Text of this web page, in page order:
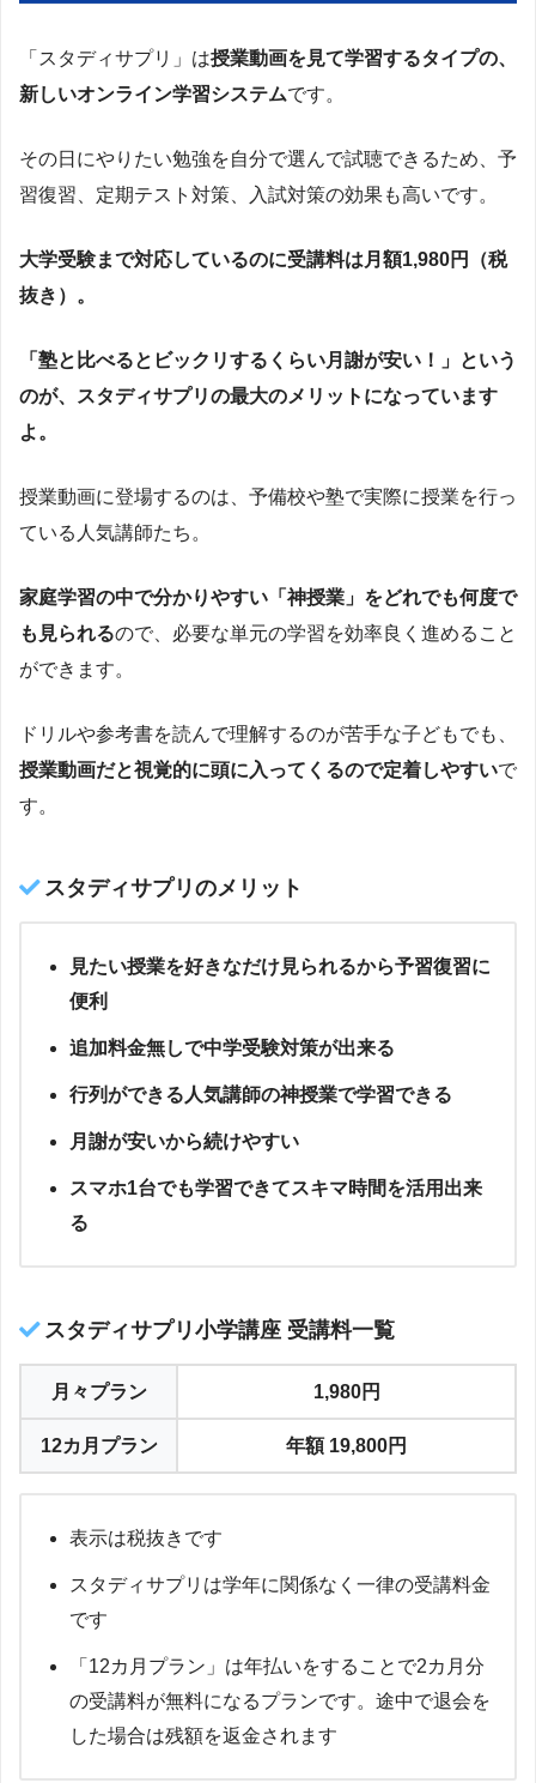
「スタディサプリ」は授業動画を見て学習するタイプの、
新しいオンライン学習システムです。
その日にやりたい勉強を自分で選んで試聴できるため、予
習復習、定期テスト対策、入試対策の効果も高いです。
大学受験まで対応しているのに受講料は月額1,980円（税
抜き） 。
「塾と比べるとビックリするくらい月謝が安い！」という
のが、スタディサプリの最大のメリットになっています
よ。
授業動画に登場するのは、予備校や塾で実際に授業を行っ
ている人気講師たち。
家庭学習の中で分かりやすい「神授業」をどれでも何度で
も見られるので、必要な単元の学習を効率良く進めること
ができます。
ドリルや参考書を読んで理解するのが苦手な子どもでも、
授業動画だと視覚的に頭に入ってくるので定着しやすいで
す。
スタディサプリのメリット
見たい授業を好きなだけ見られるから予習復習に
便利
追加料金無しで中学受験対策が出来る
行列ができる人気講師の神授業で学習できる
月謝が安いから続けやすい
スマホ1台でも学習できてスキマ時間を活用出来
る
スタディサプリ小学講座 受講料一覧
月々プラン 1,980円
12カ月プラン 年額 19,800円
表示は税抜きです
スタディサプリは学年に関係なく一律の受講料金
です
「12カ月プラン」は年払いをすることで2カ月分
の受講料が無料になるプランです。途中で退会を
した場合は残額を返金されます